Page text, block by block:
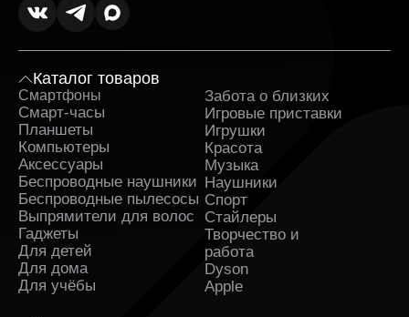
Каталог товаров
Смартфоны
Смарт-часы
Планшеты
Компьютеры
Аксессуары
Беспроводные наушники
Беспроводные пылесосы
Выпрямители для волос
Гаджеты
Для детей
Для дома
Для учёбы
Забота о близких
Игровые приставки
Игрушки
Красота
Музыка
Наушники
Спорт
Стайлеры
Творчество и
работа
Dyson
Apple